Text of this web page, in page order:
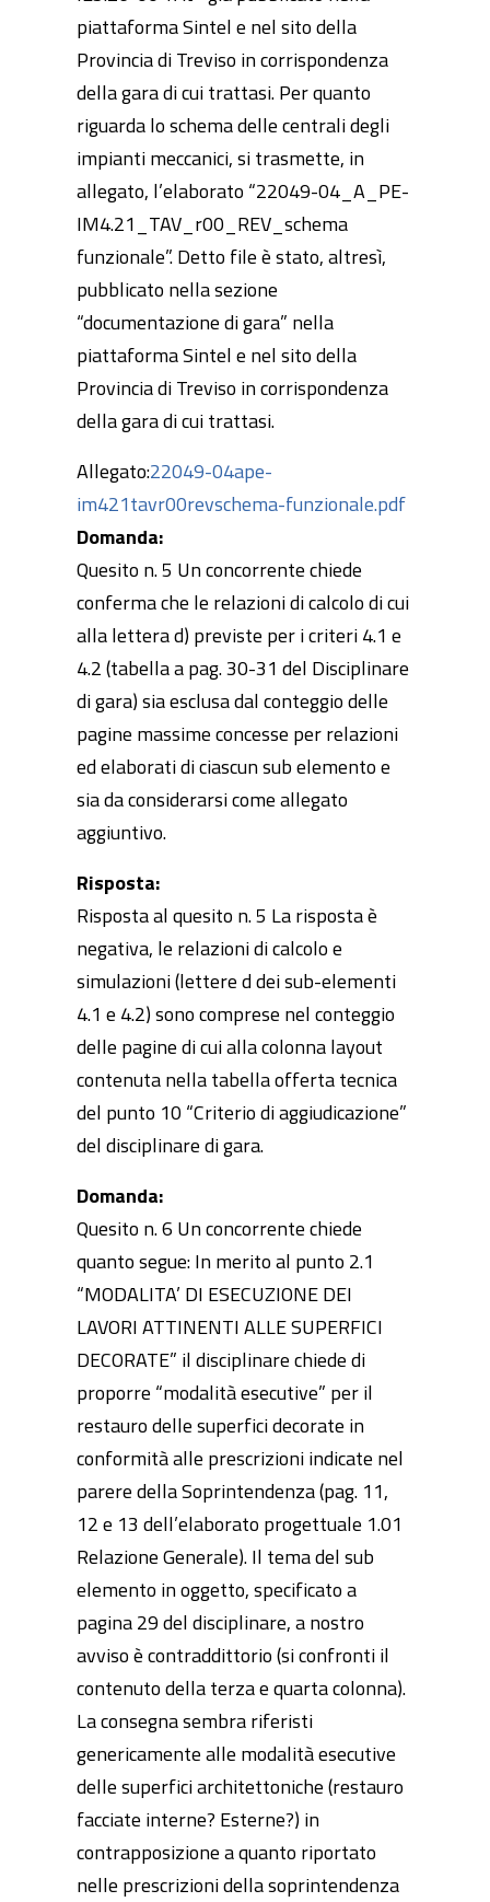
piattaforma Sintel e nel sito della
Provincia di Treviso in corrispondenza
della gara di cui trattasi. Per quanto
riguarda lo schema delle centrali degli
impianti meccanici, si trasmette, in
allegato, l’elaborato “22049-04_A_PE-
IM4.21_TAV_r00_REV_schema
funzionale”. Detto file è stato, altresì,
pubblicato nella sezione
“documentazione di gara” nella
piattaforma Sintel e nel sito della
Provincia di Treviso in corrispondenza
della gara di cui trattasi.
Allegato:22049-04ape-
im421tavr00revschema-funzionale.pdf
Domanda:
Quesito n. 5 Un concorrente chiede
conferma che le relazioni di calcolo di cui
alla lettera d) previste per i criteri 4.1 e
4.2 (tabella a pag. 30-31 del Disciplinare
di gara) sia esclusa dal conteggio delle
pagine massime concesse per relazioni
ed elaborati di ciascun sub elemento e
sia da considerarsi come allegato
aggiuntivo.
Risposta:
Risposta al quesito n. 5 La risposta è
negativa, le relazioni di calcolo e
simulazioni (lettere d dei sub-elementi
4.1 e 4.2) sono comprese nel conteggio
delle pagine di cui alla colonna layout
contenuta nella tabella offerta tecnica
del punto 10 “Criterio di aggiudicazione”
del disciplinare di gara.
Domanda:
Quesito n. 6 Un concorrente chiede
quanto segue: In merito al punto 2.1
“MODALITA’ DI ESECUZIONE DEI
LAVORI ATTINENTI ALLE SUPERFICI
DECORATE” il disciplinare chiede di
proporre “modalità esecutive” per il
restauro delle superfici decorate in
conformità alle prescrizioni indicate nel
parere della Soprintendenza (pag. 11,
12 e 13 dell’elaborato progettuale 1.01
Relazione Generale). Il tema del sub
elemento in oggetto, specificato a
pagina 29 del disciplinare, a nostro
avviso è contraddittorio (si confronti il
contenuto della terza e quarta colonna).
La consegna sembra riferisti
genericamente alle modalità esecutive
delle superfici architettoniche (restauro
facciate interne? Esterne?) in
contrapposizione a quanto riportato
nelle prescrizioni della soprintendenza